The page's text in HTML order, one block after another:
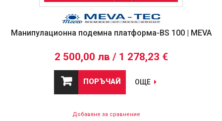
Манипулационна подемна платформа-BS 100 | MEVA
2 500,00 лв / 1 278,23 €
ПОРЪЧАЙ ОЩЕ
Добавяне за сравнение